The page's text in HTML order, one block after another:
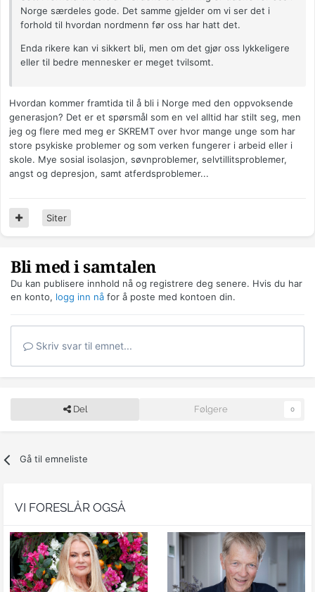
Norge særdeles gode. Det samme gjelder om vi ser det i
forhold til hvordan nordmenn før oss har hatt det.
Enda rikere kan vi sikkert bli, men om det gjør oss lykkeligere
eller til bedre mennesker er meget tvilsomt.
Hvordan kommer framtida til å bli i Norge med den oppvoksende
generasjon? Det er et spørsmål som en vel alltid har stilt seg, men
jeg og flere med meg er SKREMT over hvor mange unge som har
store psykiske problemer og som verken fungerer i arbeid eller i
skole. Mye sosial isolasjon, søvnproblemer, selvtillitsproblemer,
angst og depresjon, samt atferdsproblemer...
Siter
Bli med i samtalen
Du kan publisere innhold nå og registrere deg senere. Hvis du har
en konto, logg inn nå for å poste med kontoen din.
Skriv svar til emnet...
Del Følgere 0
Gå til emneliste
VI FORESLÅR OGSÅ